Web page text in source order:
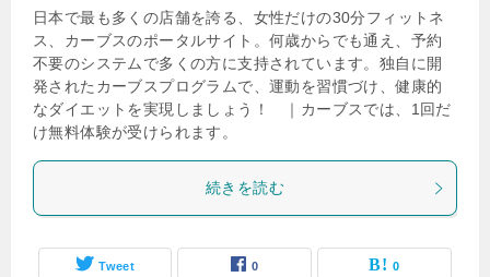
日本で最も多くの店舗を誇る、女性だけの30分フィットネ
ス、カーブスのポータルサイト。何歳からでも通え、予約
不要のシステムで多くの方に支持されています。独自に開
発されたカーブスプログラムで、運動を習慣づけ、健康的
なダイエットを実現しましょう！ ｜カーブスでは、1回だ
け無料体験が受けられます。
続きを読む
Tweet 0 0